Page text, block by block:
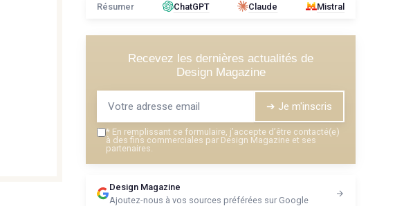
Résumer ChatGPT Claude Mistral
Recevez les dernières actualités de
Design Magazine
➔ Je m'inscris
* En remplissant ce formulaire, j’accepte d’être contacté(e)
à des fins commerciales par Design Magazine et ses
partenaires.
Design Magazine
Ajoutez-nous à vos sources préférées sur Google